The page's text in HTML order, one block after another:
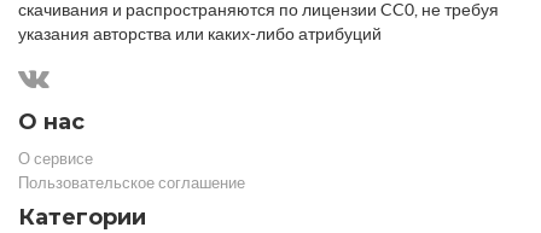
скачивания и распространяются по лицензии CC0, не требуя
указания авторства или каких-либо атрибуций
О нас
О сервисе
Пользовательское соглашение
Категории